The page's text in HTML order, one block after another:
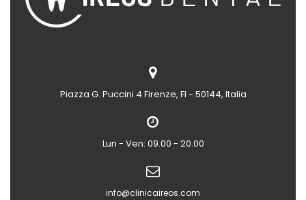
Piazza G. Puccini 4 Firenze, FI - 50144, Italia
Lun - Ven: 09.00 - 20.00
info@clinicaireos.com